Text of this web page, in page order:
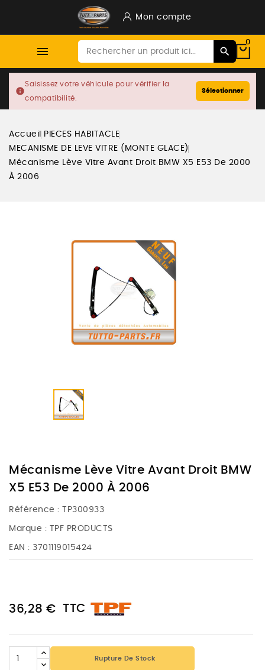
Mon compte

0
info
Saisissez votre véhicule pour vérifier la
compatibilité.
Sélectionner
Accueil
PIECES HABITACLE
MECANISME DE LEVE VITRE (MONTE GLACE)
Mécanisme Lève Vitre Avant Droit BMW X5 E53 De 2000
À 2006
Mécanisme Lève Vitre Avant Droit BMW
X5 E53 De 2000 À 2006
Référence : TP300933
Marque : TPF PRODUCTS
EAN : 3701119015424
36,28 € TTC
Rupture De Stock